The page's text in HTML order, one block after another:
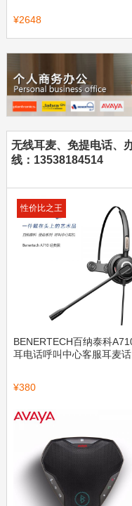
¥2648
无线耳麦、免提电话、
线：13538184514
性价比之王
BENERTECH百纳泰科
耳电话呼叫中心客服耳麦
¥380